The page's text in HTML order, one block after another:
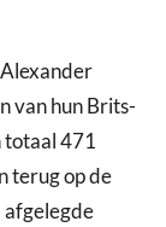
van hun Brits-
totaal 471
terug op de
afgelegde